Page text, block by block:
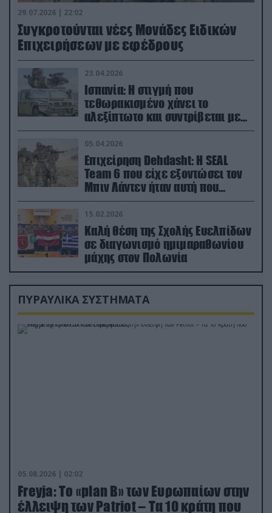
29.07.2026 | 22:02
Συγκροτούνται νέες Μονάδες Ειδικών
Επιχειρήσεων με εφέδρους
23.04.2026
Ισπανία: Η στιγμή που
τεθωρακισμένο χάνει το
αλεξίπτωτο και συντρίβεται με
ορμή στο έδαφος (βίντεο)
05.04.2026
Επιχείρηση Dehdasht: Η SEAL
Team 6 που είχε εξοντώσει τον
Μπιν Λάντεν ήταν αυτή που
διέσωσε τον πιλότο του F-15
15.02.2026
Καλή θέση της Σχολής Ευελπίδων
σε διαγωνισμό ημιμαραθωνίου
μάχης στον Πολωνία
ΠΥΡΑΥΛΙΚΑ ΣΥΣΤΗΜΑΤΑ
05.08.2026 | 02:02
Freyja: Το «plan Β» των Ευρωπαίων στην
έλλειψη των Patriot – Τα 10 κράτη που